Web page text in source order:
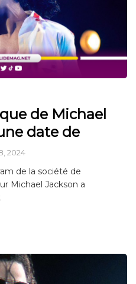
de Michael
date de
2024
de la société de
Michael Jackson a